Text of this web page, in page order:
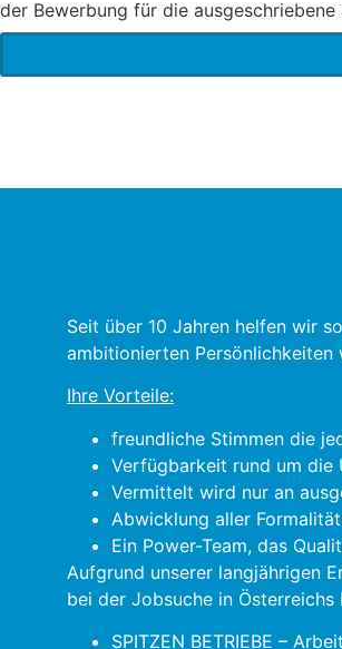
der Bewerbung für die ausgeschriebene
Seit über 10 Jahren helfen wir
ambitionierten Persönlichkeiten
Ihre Vorteile:
freundliche Stimmen die
Verfügbarkeit rund um die
Vermittelt wird nur an
Abwicklung aller
Ein Power-Team, das
Aufgrund unserer langjährigen
bei der Jobsuche in
SPITZEN BETRIEBE –